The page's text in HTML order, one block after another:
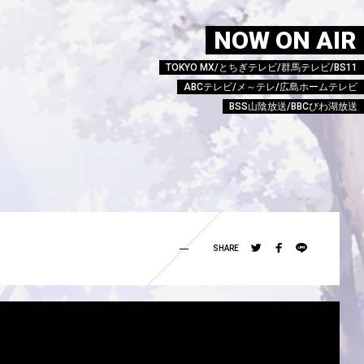
NOW ON AIR
TOKYO MX/とちぎテレビ/群馬テレビ/BS11
ABCテレビ/メ～テレ/広島ホームテレビ
BSS山陰放送/BBCびわ湖放送
SHARE